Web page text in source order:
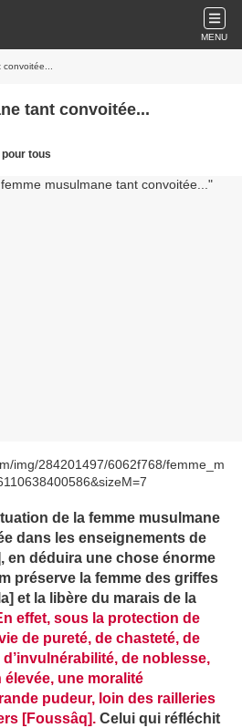
MENU
tant convoitée...
tous
de la femme musulmane
dans les enseignements de
en déduira une chose énorme
préserve la femme des griffes
et la libère du marais de la
effet, sous la protection de
de pureté, de chasteté, de
de noblesse,
une moralité
pudeur, loin des railleries
[Foussâq]. Celui qui réfléchit